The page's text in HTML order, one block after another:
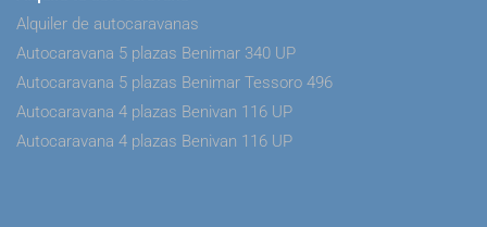
Alquiler de autocaravanas
Autocaravana 5 plazas Benimar 340 UP
Autocaravana 5 plazas Benimar Tessoro 496
Autocaravana 4 plazas Benivan 116 UP
Autocaravana 4 plazas Benivan 116 UP